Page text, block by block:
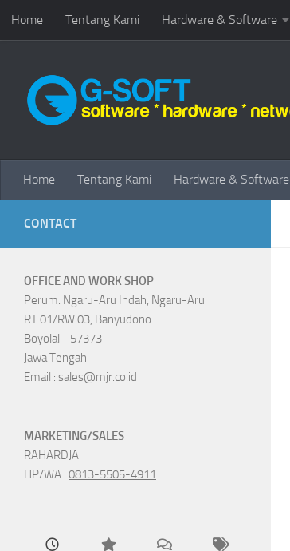
Skip to content
Home Tentang Kami Hardware & Software
Home Tentang Kami Hardware & Software
CONTACT
OFFICE AND WORK SHOP
Perum. Ngaru-Aru Indah, Ngaru-Aru
RT.01/RW.03, Banyudono
Boyolali- 57373
Jawa Tengah
Email : sales@mjr.co.id
MARKETING/SALES
RAHARDJA
HP/WA : 0813-5505-4911